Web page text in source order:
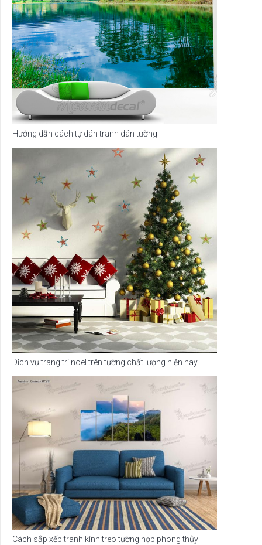
Hướng dẫn cách tự dán tranh dán tường
Dịch vụ trang trí noel trên tường chất lượng hiện nay
Cách sắp xếp tranh kính treo tường hợp phong thủy